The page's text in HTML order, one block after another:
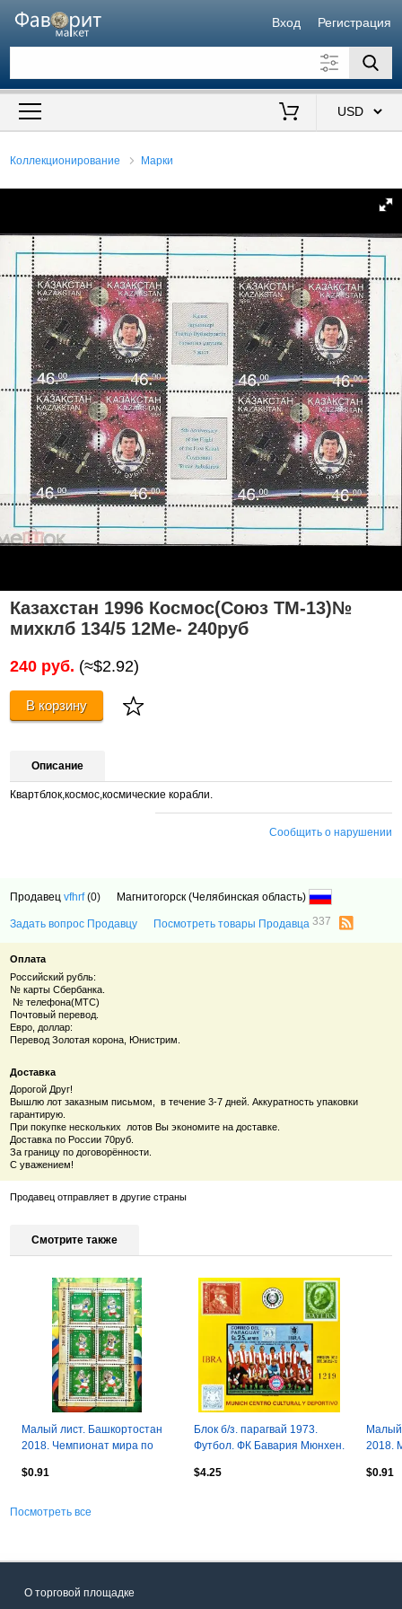
Вход Регистрация
Искать также в описании
Коллекционирование Марки
Казахстан 1996 Космос(Союз ТМ-13)№
михклб 134/5 12Ме- 240руб
240 руб. (≈$2.92)
В корзину
Описание
Квартблок,космос,космические корабли.
Сообщить о нарушении
Продавецvfhrf (0) Магнитогорск (Челябинская область)
Задать вопрос Продавцу Посмотреть товары Продавца337
Оплата
Российский рубль:
№ карты Сбербанка.
№ телефона(МТС)
Почтовый перевод.
Евро, доллар:
Перевод Золотая корона, Юнистрим.
Доставка
Дорогой Друг!
Вышлю лот заказным письмом, в течение 3-7 дней. Аккуратность упаковки
гарантирую.
При покупке нескольких лотов Вы экономите на доставке.
Доставка по России 70руб.
За границу по договорённости.
С уважением!
Продавец отправляет в другие страны
Смотрите также
Малый лист. Башкортостан
2018. Чемпионат мира по
Забивака.
$0.91
Блок б/з. парагвай 1973.
Футбол. ФК Бавария Мюнхен.
$4.25
Малый
2018.
$0.91
Посмотреть все
О торговой площадке